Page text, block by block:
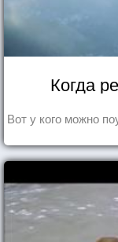
Когда
Вот у кого можно